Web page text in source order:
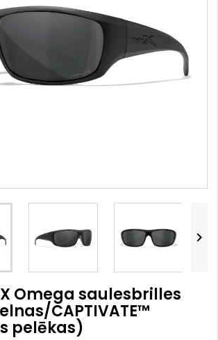

Omega saulesbrilles
CAPTIVATE™
pelēkas)